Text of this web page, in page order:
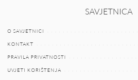
SAVJETNICA
O SAVJETNICI
KONTAKT
PRAVILA PRIVATNOSTI
UVJETI KORIŠTENJA